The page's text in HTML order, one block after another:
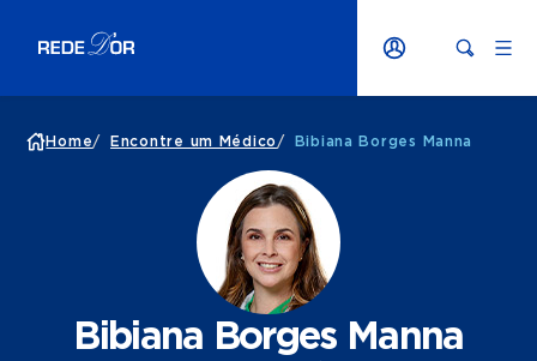
Home/ Encontre um Médico / Bibiana Borges Manna
Bibiana Borges Manna